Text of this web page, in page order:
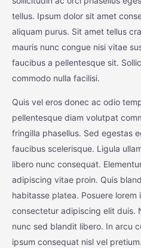
tellus. Ipsum dolor sit amet
aliquam purus. Sit amet tellus
mauris nunc congue nisi vitae
faucibus a pellentesque sit.
commodo nulla facilisi.
Quis vel eros donec ac odio
pellentesque diam volutpat
fringilla phasellus. Sed egestas
faucibus scelerisque. Ligula
libero nunc consequat.
adipiscing vitae proin. Quis
habitasse platea. Posuere
consectetur adipiscing elit duis.
nunc sed blandit libero. In arcu
ipsum consequat nisl vel